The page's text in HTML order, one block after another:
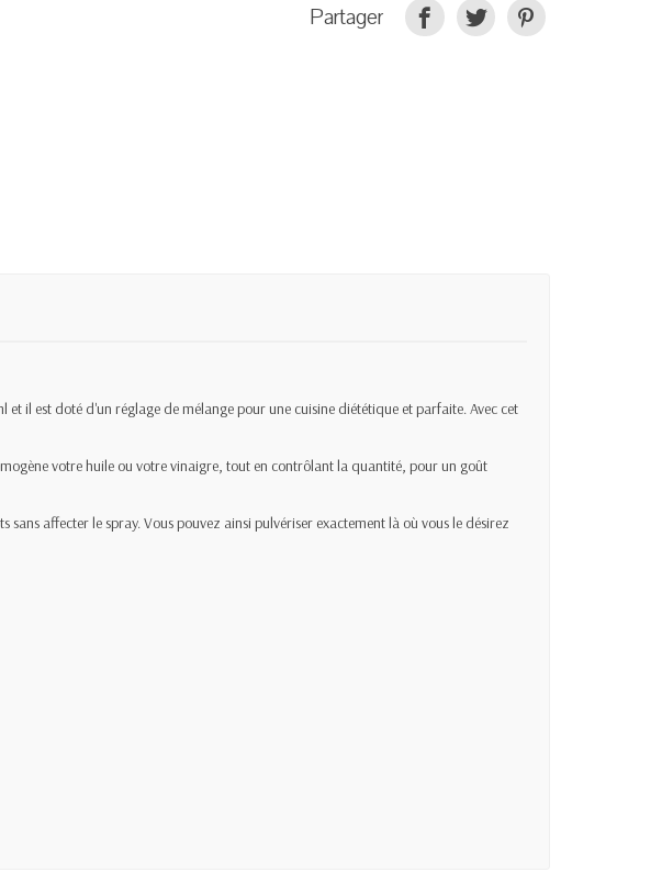
Partager
il est doté d'un réglage de mélange pour une cuisine diététique et parfaite. Avec cet
votre huile ou votre vinaigre, tout en contrôlant la quantité, pour un goût
affecter le spray. Vous pouvez ainsi pulvériser exactement là où vous le désirez